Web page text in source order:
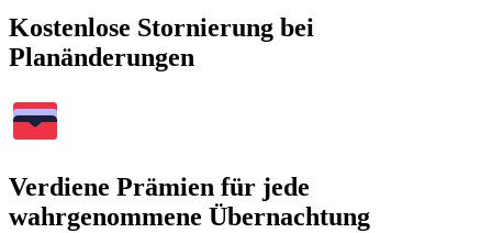
Kostenlose Stornierung bei
Planänderungen
Verdiene Prämien für jede
wahrgenommene Übernachtung